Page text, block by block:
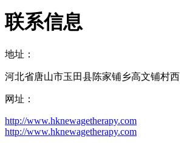
联系信息
地址：
河北省唐山市玉田县陈家铺乡高文铺村西
网址：
http://www.hknewagetherapy.com
http://www.hknewagetherapy.com